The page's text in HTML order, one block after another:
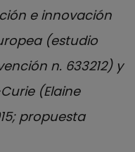
e innovación
(estudio
n. 633212) y
(Elaine
propuesta